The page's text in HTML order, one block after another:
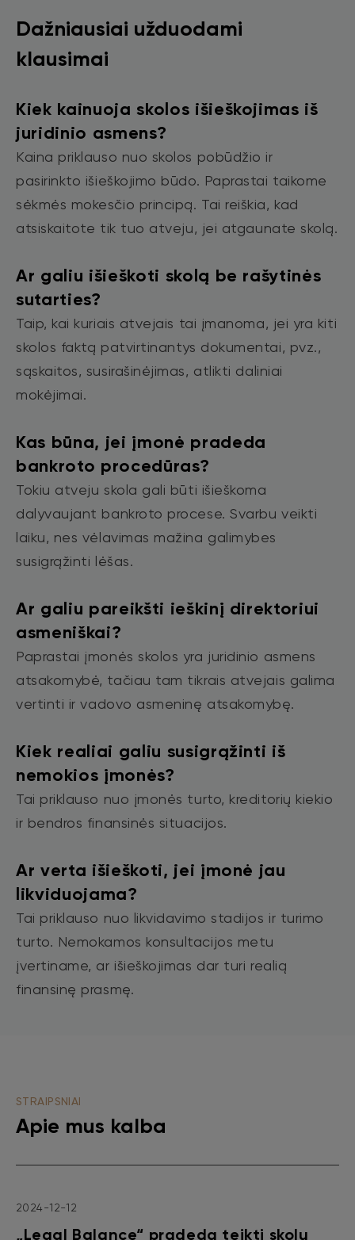
Dažniausiai užduodami
klausimai
Kiek kainuoja skolos išieškojimas iš
juridinio asmens?
Kaina priklauso nuo skolos pobūdžio ir
pasirinkto išieškojimo būdo. Paprastai taikome
sėkmės mokesčio principą. Tai reiškia, kad
atsiskaitote tik tuo atveju, jei atgaunate skolą.
Ar galiu išieškoti skolą be rašytinės
sutarties?
Taip, kai kuriais atvejais tai įmanoma, jei yra kiti
skolos faktą patvirtinantys dokumentai, pvz.,
sąskaitos, susirašinėjimas, atlikti daliniai
mokėjimai.
Kas būna, jei įmonė pradeda
bankroto procedūras?
Tokiu atveju skola gali būti išieškoma
dalyvaujant bankroto procese. Svarbu veikti
laiku, nes vėlavimas mažina galimybes
susigrąžinti lėšas.
Ar galiu pareikšti ieškinį direktoriui
asmeniškai?
Paprastai įmonės skolos yra juridinio asmens
atsakomybė, tačiau tam tikrais atvejais galima
vertinti ir vadovo asmeninę atsakomybę.
Kiek realiai galiu susigrąžinti iš
nemokios įmonės?
Tai priklauso nuo įmonės turto, kreditorių kiekio
ir bendros finansinės situacijos.
Ar verta išieškoti, jei įmonė jau
likviduojama?
Tai priklauso nuo likvidavimo stadijos ir turimo
turto. Nemokamos konsultacijos metu
įvertiname, ar išieškojimas dar turi realią
finansinę prasmę.
STRAIPSNIAI
Apie mus kalba
2024-12-12
„Legal Balance“ pradeda teikti skolų